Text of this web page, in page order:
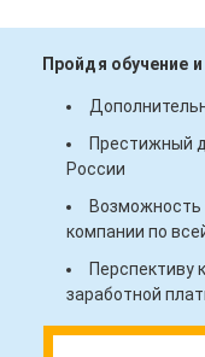
Пройдя обучение
Престижный
России
Возможность
компании по
Перспективу
заработной